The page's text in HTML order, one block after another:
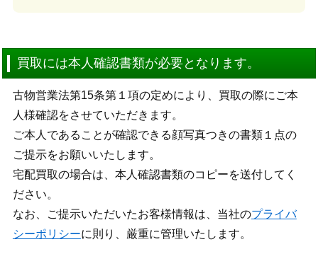
買取には本人確認書類が必要となります。
古物営業法第15条第１項の定めにより、買取の際にご本
人様確認をさせていただきます。
ご本人であることが確認できる顔写真つきの書類１点の
ご提示をお願いいたします。
宅配買取の場合は、本人確認書類のコピーを送付してく
ださい。
なお、ご提示いただいたお客様情報は、当社のプライバ
シーポリシーに則り、厳重に管理いたします。